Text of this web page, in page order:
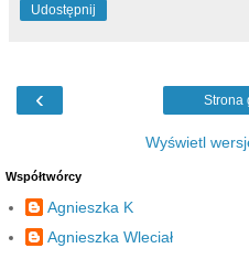
Udostępnij
‹ Strona
Wyświetl
Współtwórcy
Agnieszka K
Agnieszka Wleciał